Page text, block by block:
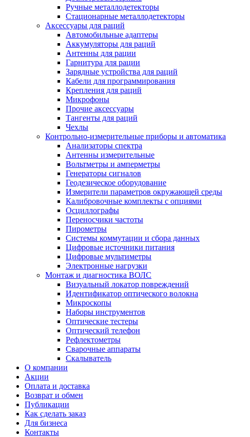
Ручные металлодетекторы
Стационарные металлодетекторы
Аксессуары для раций
Автомобильные адаптеры
Аккумуляторы для раций
Антенны для рации
Гарнитура для рации
Зарядные устройства для раций
Кабели для программирования
Крепления для раций
Микрофоны
Прочие аксессуары
Тангенты для раций
Чехлы
Контрольно-измерительные приборы и автоматика
Анализаторы спектра
Антенны измерительные
Вольтметры и амперметры
Генераторы сигналов
Геодезическое оборудование
Измерители параметров окружающей среды
Калибровочные комплекты с опциями
Осциллографы
Переносчики частоты
Пирометры
Системы коммутации и сбора данных
Цифровые источники питания
Цифровые мультиметры
Электронные нагрузки
Монтаж и диагностика ВОЛС
Визуальный локатор повреждений
Идентификатор оптического волокна
Микроскопы
Наборы инструментов
Оптические тестеры
Оптический телефон
Рефлектометры
Сварочные аппараты
Скалыватель
О компании
Акции
Оплата и доставка
Возврат и обмен
Публикации
Как сделать заказ
Для бизнеса
Контакты